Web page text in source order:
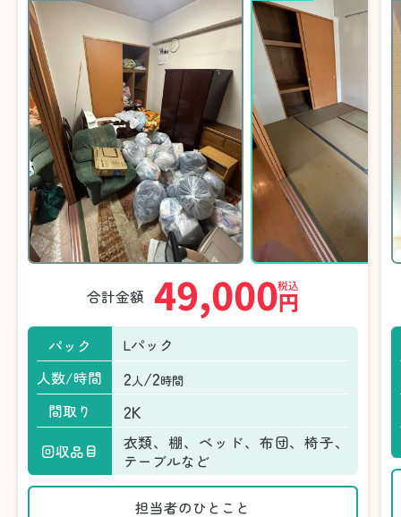
合計金額 49,000円
税込
パック
Lパック
人数/時間
2人/2時間
間取り 2K
回収品目
衣類、棚、ベッド、布団、椅子、
テーブルなど
担当者のひとこと